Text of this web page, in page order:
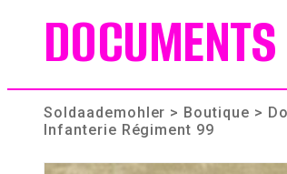
DOCUMENTS
Soldaademohler > Boutique >
Infanterie Régiment 99